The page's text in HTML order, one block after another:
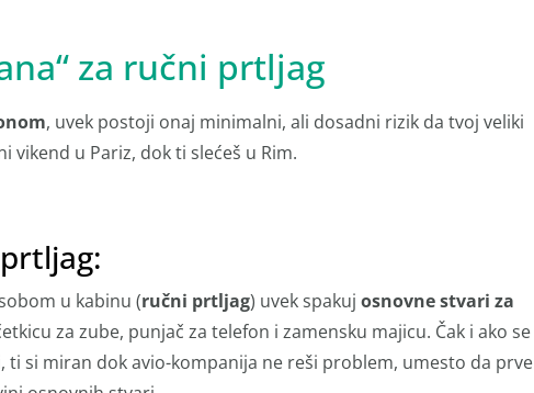
za ručni prtljag
, uvek postoji onaj minimalni, ali dosadni rizik da tvoj veliki
vikend u Pariz, dok ti slećeš u Rim.
u kabinu (ručni prtljag) uvek spakuj osnovne stvari za
za zube, punjač za telefon i zamensku majicu. Čak i ako se
ti si miran dok avio-kompanija ne reši problem, umesto da prve